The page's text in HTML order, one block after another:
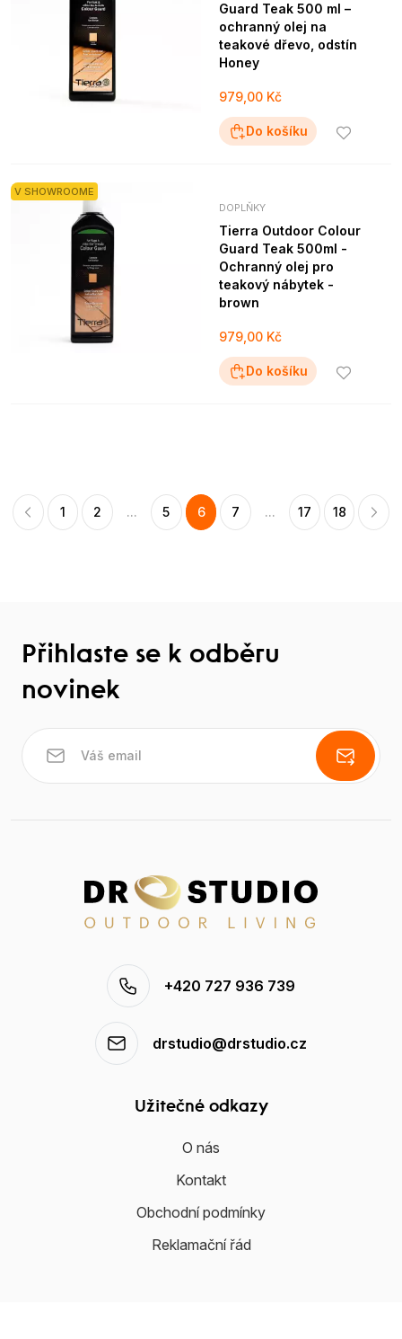
Guard Teak 500 ml –
ochranný olej na
teakové dřevo, odstín
Honey
979,00 Kč
Do košíku
V SHOWROOME
DOPLŇKY
Tierra Outdoor Colour
Guard Teak 500ml -
Ochranný olej pro
teakový nábytek -
brown
979,00 Kč
Do košíku
1 2 ... 5 6 7 ... 17 18
Přihlaste se k odběru
novinek
+420 727 936 739
drstudio@drstudio.cz
Užitečné odkazy
O nás
Kontakt
Obchodní podmínky
Reklamační řád